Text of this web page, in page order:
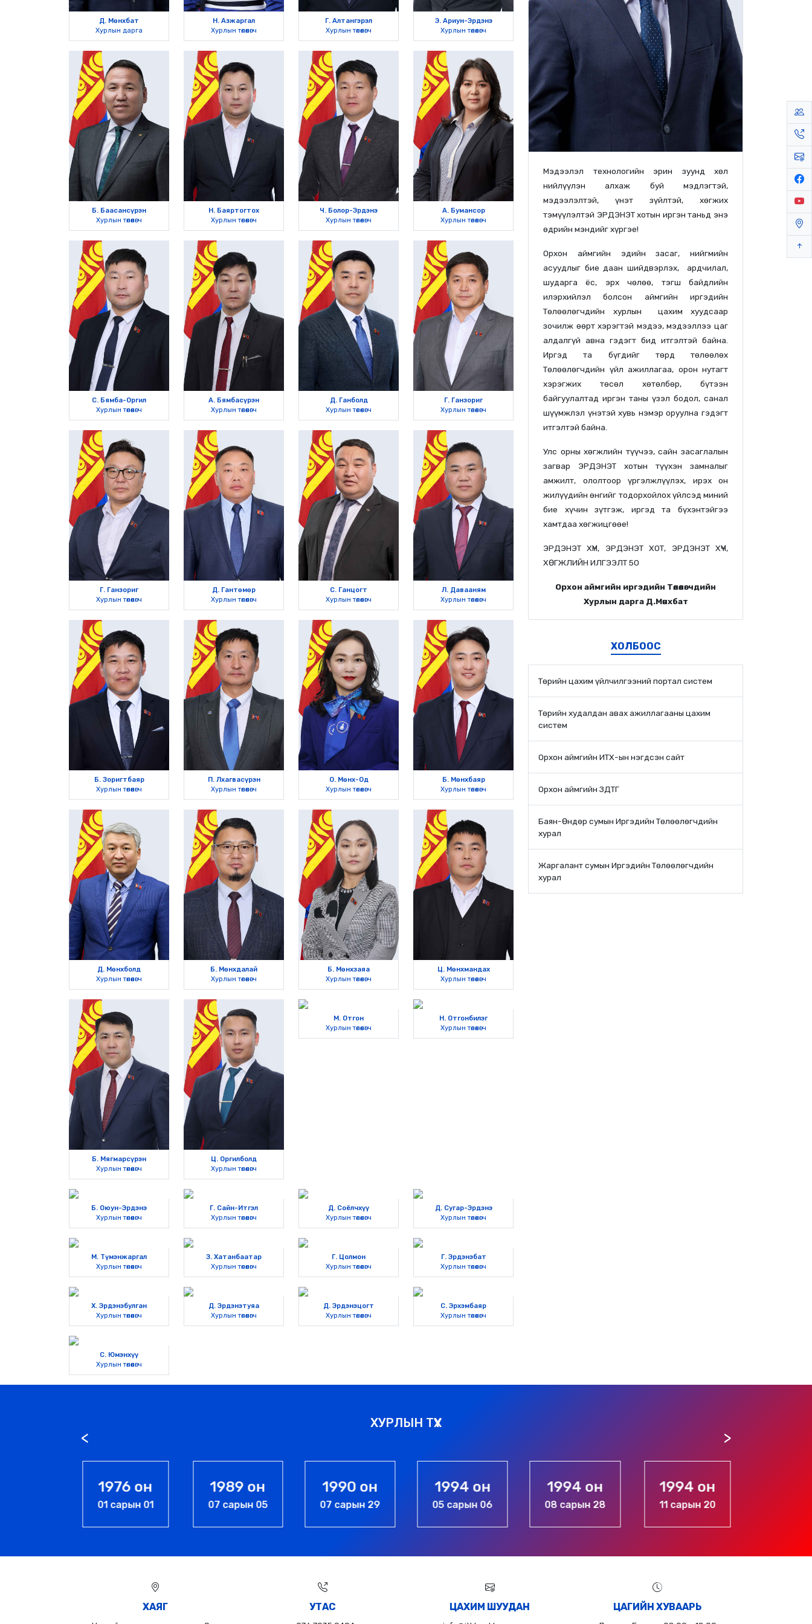
Д. Мөнхбат
Хурлын дарга
Н. Азжаргал
Хурлын төлөөлөгч
Г. Алтангэрэл
Хурлын төлөөлөгч
Э. Ариун-Эрдэнэ
Хурлын төлөөлөгч
Б. Баасансүрэн
Хурлын төлөөлөгч
Н. Баяртогтох
Хурлын төлөөлөгч
Ч. Болор-Эрдэнэ
Хурлын төлөөлөгч
А. Бумансор
Хурлын төлөөлөгч
С. Бямба-Оргил
Хурлын төлөөлөгч
А. Бямбасүрэн
Хурлын төлөөлөгч
Д. Ганболд
Хурлын төлөөлөгч
Г. Ганзориг
Хурлын төлөөлөгч
Г. Ганзориг
Хурлын төлөөлөгч
Д. Гантөмөр
Хурлын төлөөлөгч
С. Ганцогт
Хурлын төлөөлөгч
Л. Давааням
Хурлын төлөөлөгч
Б. Зоригтбаяр
Хурлын төлөөлөгч
П. Лхагвасүрэн
Хурлын төлөөлөгч
О. Мөнх-Од
Хурлын төлөөлөгч
Б. Мөнхбаяр
Хурлын төлөөлөгч
Д. Мөнхболд
Хурлын төлөөлөгч
Б. Мөнхдалай
Хурлын төлөөлөгч
Б. Мөнхзаяа
Хурлын төлөөлөгч
Ц. Мөнхмандах
Хурлын төлөөлөгч
Б. Мягмарсүрэн
Хурлын төлөөлөгч
Ц. Оргилболд
Хурлын төлөөлөгч
М. Отгон
Хурлын төлөөлөгч
Н. Отгонбилэг
Хурлын төлөөлөгч
Б. Оюун-Эрдэнэ
Хурлын төлөөлөгч
Г. Сайн-Итгэл
Хурлын төлөөлөгч
Д. Соёлчхүү
Хурлын төлөөлөгч
Д. Сугар-Эрдэнэ
Хурлын төлөөлөгч
М. Түмэнжаргал
Хурлын төлөөлөгч
З. Хатанбаатар
Хурлын төлөөлөгч
Г. Цолмон
Хурлын төлөөлөгч
Г. Эрдэнэбат
Хурлын төлөөлөгч
Х. Эрдэнэбулган
Хурлын төлөөлөгч
Д. Эрдэнэтуяа
Хурлын төлөөлөгч
Д. Эрдэнэцогт
Хурлын төлөөлөгч
С. Эрхэмбаяр
Хурлын төлөөлөгч
С. Юмэнхүү
Хурлын төлөөлөгч
Мэдээлэл технологийн эрин зуунд хөл
нийлүүлэн алхаж буй мэдлэгтэй,
мэдээлэлтэй, үнэт зүйлтэй, хөгжих
тэмүүлэлтэй ЭРДЭНЭТ хотын иргэн таньд энэ
өдрийн мэндийг хүргэе!
Орхон аймгийн эдийн засаг, нийгмийн
асуудлыг бие даан шийдвэрлэх, ардчилал,
шударга ёс, эрх чөлөө, тэгш байдлийн
илэрхийлэл болсон аймгийн иргэдийн
Төлөөлөгчдийн хурлын цахим хуудсаар
зочилж өөрт хэрэгтэй мэдээ, мэдээллээ цаг
алдалгүй авна гэдэгт бид итгэлтэй байна.
Иргэд та бүгдийг төрд төлөөлөх
Төлөөлөгчдийн үйл ажиллагаа, орон нутагт
хэрэгжих төсөл хөтөлбөр, бүтээн
байгуулалтад иргэн таны үзэл бодол, санал
шүүмжлэл үнэтэй хувь нэмэр оруулна гэдэгт
итгэлтэй байна.
Улс орны хөгжлийн түүчээ, сайн засаглалын
загвар ЭРДЭНЭТ хотын түүхэн замналыг
амжилт, ололтоор үргэлжлүүлэх, ирэх он
жилүүдийн өнгийг тодорхойлох үйлсэд миний
бие хүчин зүтгэж, иргэд та бүхэнтэйгээ
хамтдаа хөгжицгөөе!
ЭРДЭНЭТ ХҮН, ЭРДЭНЭТ ХОТ, ЭРДЭНЭТ ХҮЧ,
ХӨГЖЛИЙН ИЛГЭЭЛТ 50
Орхон аймгийн иргэдийн Төлөөлөгчдийн
Хурлын дарга Д.Мөнхбат
ХОЛБООС
Төрийн цахим үйлчилгээний портал систем
Төрийн худалдан авах ажиллагааны цахим
систем
Орхон аймгийн ИТХ-ын нэгдсэн сайт
Орхон аймгийн ЗДТГ
Баян-Өндөр сумын Иргэдийн Төлөөлөгчдийн
хурал
Жаргалант сумын Иргэдийн Төлөөлөгчдийн
хурал
ХУРЛЫН ТҮҮХ
1976 он
01 сарын 01
1989 он
07 сарын 05
1990 он
07 сарын 29
1994 он
05 сарын 06
1994 он
08 сарын 28
1994 он
11 сарын 20
ХАЯГ УТАС ЦАХИМ ШУУДАН ЦАГИЙН ХУВААРЬ